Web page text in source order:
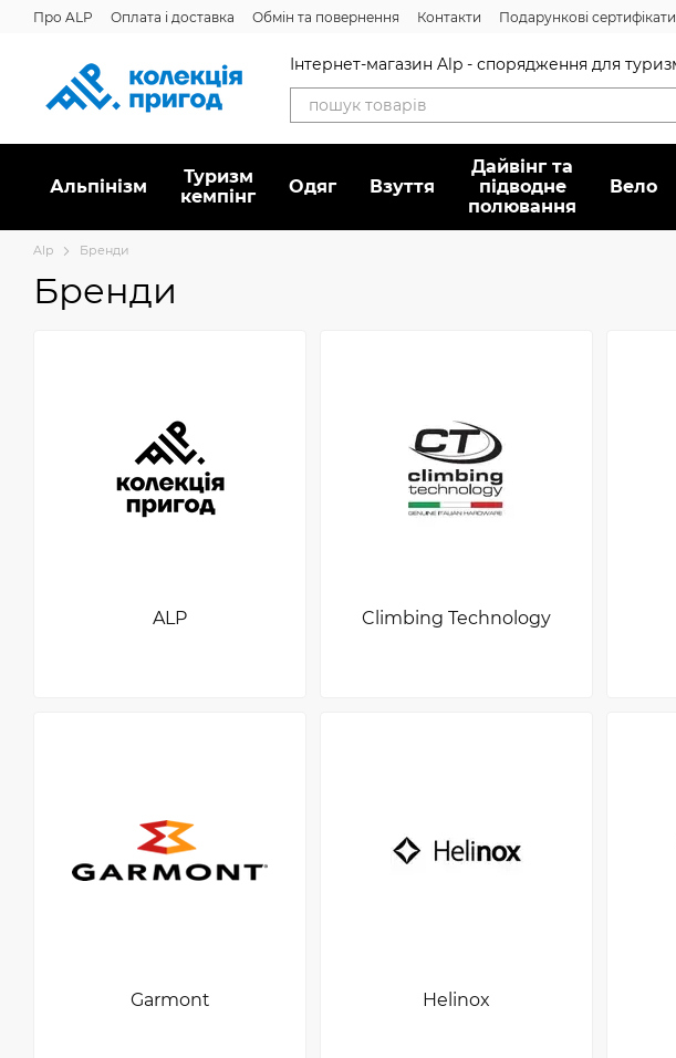
Перейти до основного контенту
Про ALP Оплата і доставка Обмін та повернення Контакти Подарункові сертифікати
Інтернет-магазин Alp - спорядження для
Альпінізм
Туризм
кемпінг
Oдяг Взуття
Дайвінг та
підводне
полювання
Вело
Alp Бренди
Бренди
ALP Climbing Technology
Garmont Helinox